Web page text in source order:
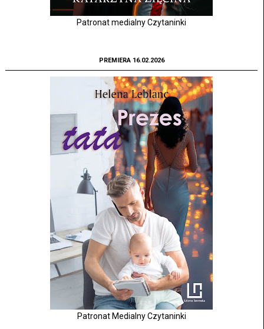
Patronat medialny Czytaninki
PREMIERA 16.02.2026
Patronat Medialny Czytaninki